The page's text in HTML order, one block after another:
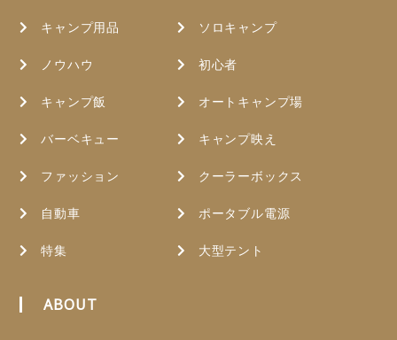
キャンプ用品
ノウハウ
キャンプ飯
バーベキュー
ファッション
自動車
特集
ソロキャンプ
初心者
オートキャンプ場
キャンプ映え
クーラーボックス
ポータブル電源
大型テント
ABOUT